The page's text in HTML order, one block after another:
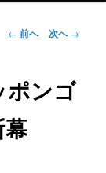
投稿ナビゲーシ
← 前へ 次へ→
ポンゴ